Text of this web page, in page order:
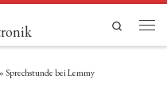
Search
Sprechstunde bei Lemmy